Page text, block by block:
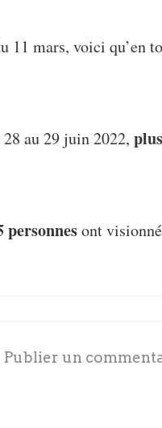
11 mars, voici qu’en
au 29 juin 2022,
personnesont
Publier un